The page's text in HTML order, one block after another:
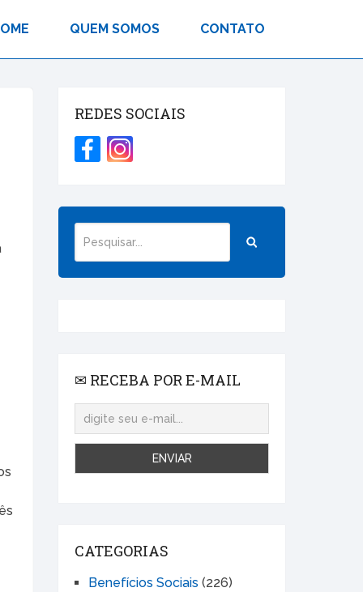
QUEM SOMOS CONTATO
REDES SOCIAIS
✉ RECEBA POR E-MAIL
CATEGORIAS
Benefícios Sociais (226)